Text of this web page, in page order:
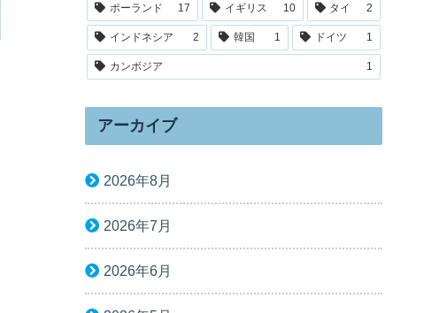
ポーランド 17 イギリス 10 タイ 2
インドネシア 2 韓国 1 ドイツ 1
カンボジア 1
アーカイブ
2026年8月
2026年7月
2026年6月